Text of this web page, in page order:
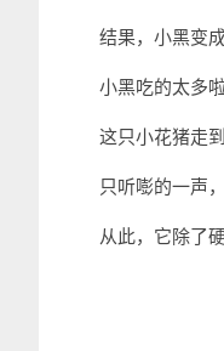
结果，小黑变
小黑吃的太多
这只小花猪走
只听嘭的一声
从此，它除了